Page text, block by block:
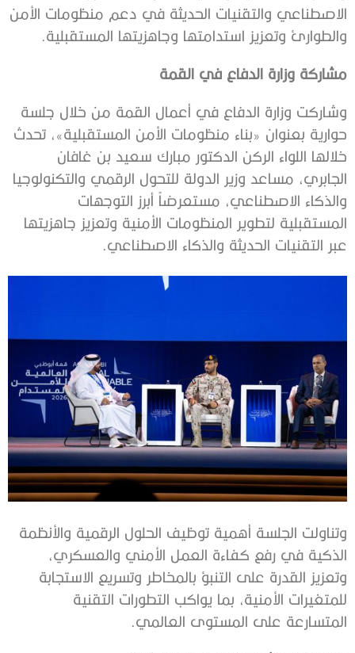
الاصطناعي والتقنيات الحديثة في دعم منظومات الأمن
والطوارئ وتعزيز استدامتها وجاهزيتها المستقبلية.
مشاركة وزارة الدفاع في القمة
وشاركت وزارة الدفاع في أعمال القمة من خلال جلسة
حوارية بعنوان «بناء منظومات الأمن المستقبلية»، تحدث
خلالها اللواء الركن الدكتور مبارك سعيد بن غافان
الجابري، مساعد وزير الدولة للتحول الرقمي والتكنولوجيا
والذكاء الاصطناعي، مستعرضاً أبرز التوجهات
المستقبلية لتطوير المنظومات الأمنية وتعزيز جاهزيتها
عبر التقنيات الحديثة والذكاء الاصطناعي.
وتناولت الجلسة أهمية توظيف الحلول الرقمية والأنظمة
الذكية في رفع كفاءة العمل الأمني والعسكري،
وتعزيز القدرة على التنبؤ بالمخاطر وتسريع الاستجابة
للمتغيرات الأمنية، بما يواكب التطورات التقنية
المتسارعة على المستوى العالمي.